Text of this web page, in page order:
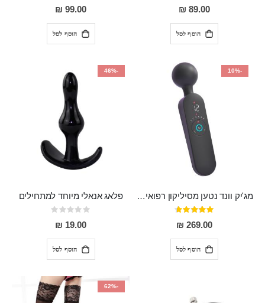
97%
89.00 ₪
הוסף לסל
0%
99.00 ₪
הוסף לסל
-10%
מג'יק וונד נטען מסיליקון רפואי חזק בעל 12 מצבי רטט ו6 מהירויות שונות ROMI
דירוג:
93%
269.00 ₪
הוסף לסל
-46%
פלאג אנאלי מיוחד למתחילים
Rating:
0%
19.00 ₪
הוסף לסל
-62%